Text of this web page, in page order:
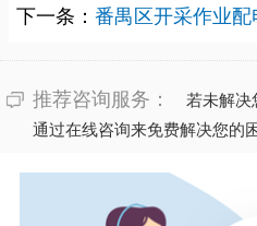
下一条： 番禺区开采作业配
推荐咨询服务：
若未解决
通过在线咨询来免费解决您的困